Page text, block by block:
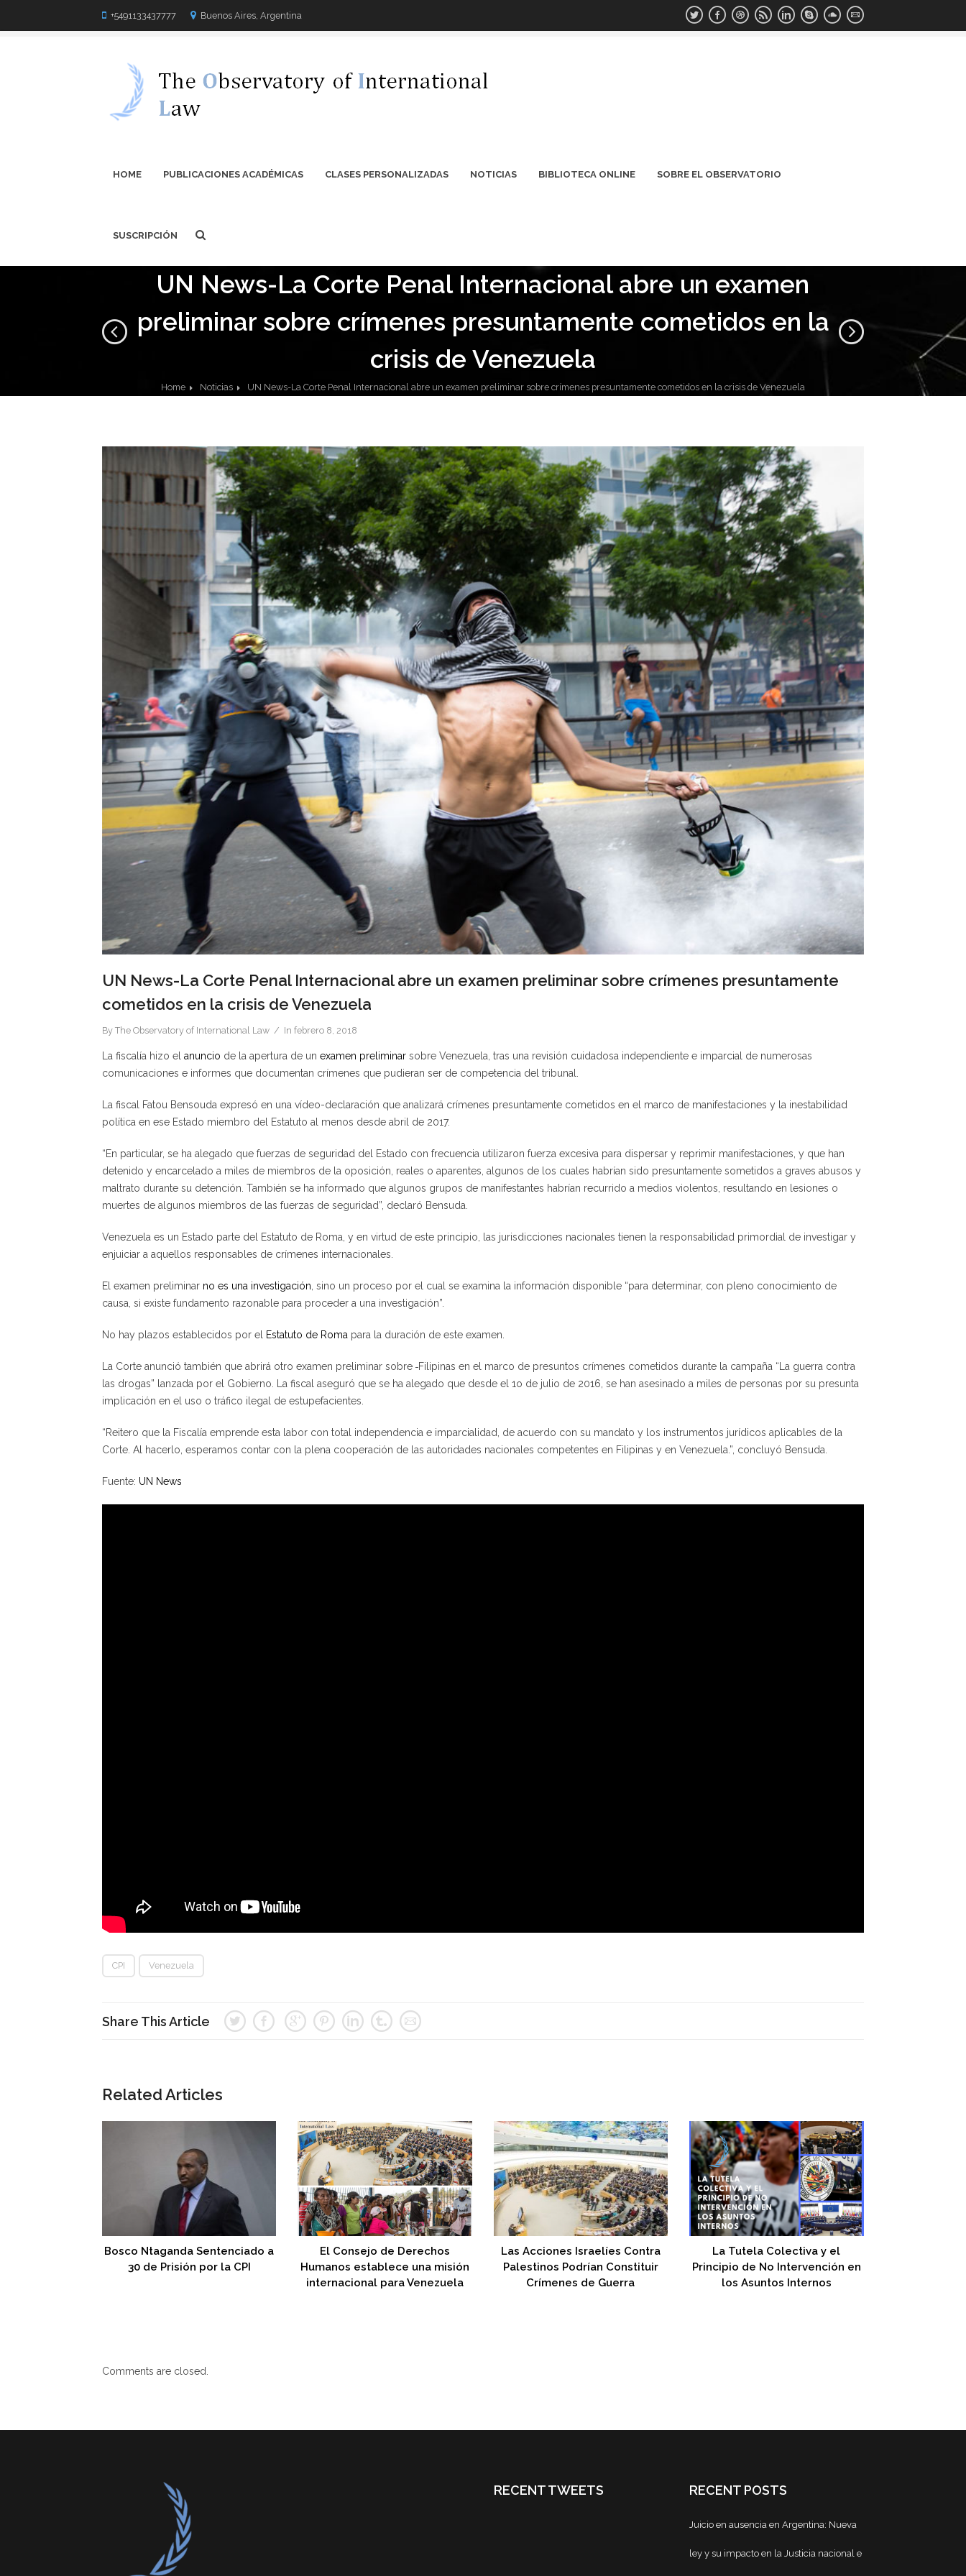
+5491133437777 Buenos Aires, Argentina
HOME PUBLICACIONES ACADÉMICAS CLASES PERSONALIZADAS NOTICIAS BIBLIOTECA ONLINE SOBRE EL OBSERVATORIO
SUSCRIPCIÓN
UN News-La Corte Penal Internacional abre un examen
preliminar sobre crímenes presuntamente cometidos en la
crisis de Venezuela
Home Noticias UN News-La Corte Penal Internacional abre un examen preliminar sobre crímenes presuntamente cometidos en la crisis de Venezuela
UN News-La Corte Penal Internacional abre un examen preliminar sobre crímenes presuntamente
cometidos en la crisis de Venezuela
By The Observatory of International Law In febrero 8, 2018
La fiscalía hizo el anuncio de la apertura de un examen preliminar sobre Venezuela, tras una revisión cuidadosa independiente e imparcial de numerosas
comunicaciones e informes que documentan crímenes que pudieran ser de competencia del tribunal.
La fiscal Fatou Bensouda expresó en una vídeo-declaración que analizará crímenes presuntamente cometidos en el marco de manifestaciones y la inestabilidad
política en ese Estado miembro del Estatuto al menos desde abril de 2017.
“En particular, se ha alegado que fuerzas de seguridad del Estado con frecuencia utilizaron fuerza excesiva para dispersar y reprimir manifestaciones, y que han
detenido y encarcelado a miles de miembros de la oposición, reales o aparentes, algunos de los cuales habrían sido presuntamente sometidos a graves abusos y
maltrato durante su detención. También se ha informado que algunos grupos de manifestantes habrían recurrido a medios violentos, resultando en lesiones o
muertes de algunos miembros de las fuerzas de seguridad”, declaró Bensuda.
Venezuela es un Estado parte del Estatuto de Roma, y en virtud de este principio, las jurisdicciones nacionales tienen la responsabilidad primordial de investigar y
enjuiciar a aquellos responsables de crímenes internacionales.
El examen preliminar no es una investigación , sino un proceso por el cual se examina la información disponible “para determinar, con pleno conocimiento de
causa, si existe fundamento razonable para proceder a una investigación”.
No hay plazos establecidos por el Estatuto de Roma para la duración de este examen.
La Corte anunció también que abrirá otro examen preliminar sobre
Filipinas en el marco de presuntos crímenes cometidos durante la campaña “La guerra contra
las drogas” lanzada por el Gobierno. La fiscal aseguró que se ha alegado que desde el 1o de julio de 2016, se han asesinado a miles de personas por su presunta
implicación en el uso o tráfico ilegal de estupefacientes.
“Reitero que la Fiscalía emprende esta labor con total independencia e imparcialidad, de acuerdo con su mandato y los instrumentos jurídicos aplicables de la
Corte. Al hacerlo, esperamos contar con la plena cooperación de las autoridades nacionales competentes en Filipinas y en Venezuela.”, concluyó Bensuda.
Fuente: UN News
CPI Venezuela
Share This Article
Related Articles
Bosco Ntaganda Sentenciado a
30 de Prisión por la CPI
El Consejo de Derechos
Humanos establece una misión
internacional para Venezuela
Las Acciones Israelíes Contra
Palestinos Podrían Constituir
Crímenes de Guerra
La Tutela Colectiva y el
Principio de No Intervención en
los Asuntos Internos
Comments are closed.
RECENT TWEETS RECENT POSTS
Juicio en ausencia en Argentina: Nueva
ley y su impacto en la Justicia nacional e